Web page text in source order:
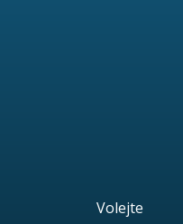
Volejte